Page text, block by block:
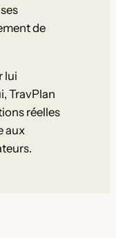
de
lui
TravPlan
réelles
aux